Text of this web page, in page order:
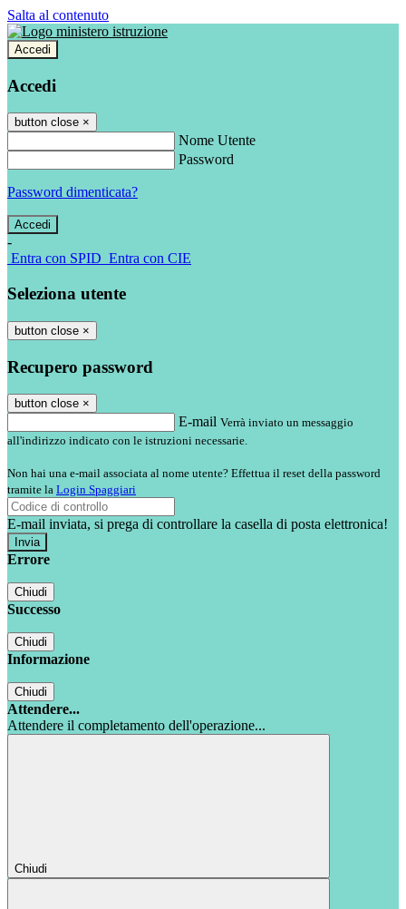
Salta al contenuto
Accedi
Accedi
button close ×
Nome Utente
Password
Password dimenticata?
-
Entra con SPID Entra con CIE
Seleziona utente
button close ×
Recupero password
button close ×
E-mail Verrà inviato un messaggio
all'indirizzo indicato con le istruzioni necessarie.
Non hai una e-mail associata al nome utente? Effettua il reset della password
tramite la Login Spaggiari
E-mail inviata, si prega di controllare la casella di posta elettronica!
Errore
Chiudi
Successo
Chiudi
Informazione
Chiudi
Attendere...
Attendere il completamento dell'operazione...
Chiudi